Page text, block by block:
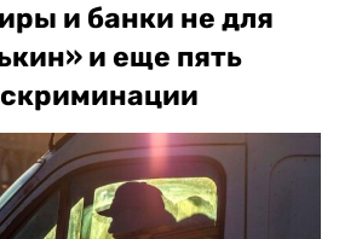
и банки не для
и еще пять